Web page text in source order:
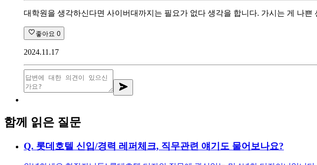
대학원을 생각하신다면 사이버대까지는 필요가 없다 생각을 합니다. 가시는 게 나
좋아요 0
2024.11.17
함께 읽은 질문
Q. 롯데호텔 신입/경력 레퍼체크, 직무관련 얘기도 물어보나요?